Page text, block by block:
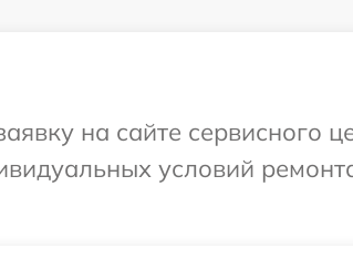
на сайте сервисного
условий